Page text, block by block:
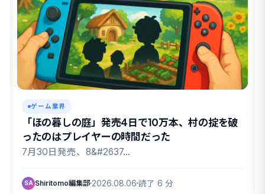
ゲーム業界
「ほの暮しの庭」発売4日で10万本、村の掟を破
ったのはプレイヤーの時間だった
7月30日発売、8&#2637…
SA Shiritomo編集部 2026.08.06 読了 6 分